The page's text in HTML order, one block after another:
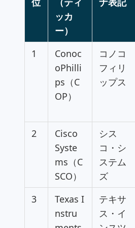
ッカ
ー）
1
Conoc
oPhilli
ps（C
OP）
コノコ
フィリ
ップス
2
Cisco
Syste
ms（C
SCO）
シス
コ・シ
ステム
ズ
3
Texas I
nstru
テキサ
ス・イ